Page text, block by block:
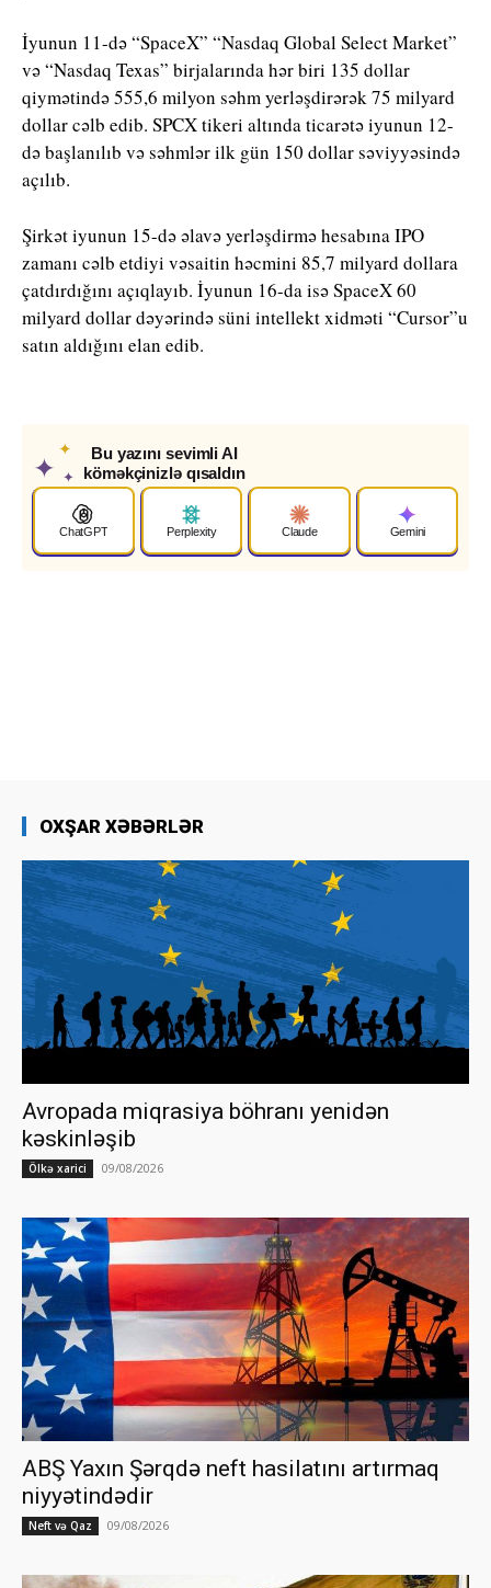
İyunun 11-də “SpaceX” “Nasdaq Global Select Market”
və “Nasdaq Texas” birjalarında hər biri 135 dollar
qiymətində 555,6 milyon səhm yerləşdirərək 75 milyard
dollar cəlb edib. SPCX tikeri altında ticarətə iyunun 12-
də başlanılıb və səhmlər ilk gün 150 dollar səviyyəsində
açılıb.
Şirkət iyunun 15-də əlavə yerləşdirmə hesabına IPO
zamanı cəlb etdiyi vəsaitin həcmini 85,7 milyard dollara
çatdırdığını açıqlayıb. İyunun 16-da isə SpaceX 60
milyard dollar dəyərində süni intellekt xidməti “Cursor”u
satın aldığını elan edib.
✦
✦
✦
Bu yazını sevimli AI
köməkçinizlə qısaldın
ChatGPT Perplexity Claude Gemini
OXŞAR XƏBƏRLƏR
Avropada miqrasiya böhranı yenidən
kəskinləşib
Ölkə xarici 09/08/2026
ABŞ Yaxın Şərqdə neft hasilatını artırmaq
niyyətindədir
Neft və Qaz 09/08/2026